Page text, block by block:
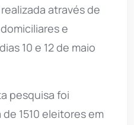
através de
e
10 e 12 de maio
pesquisa foi
1510 eleitores em